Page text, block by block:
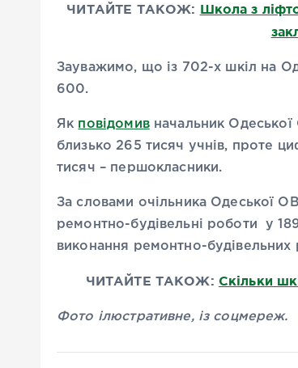
ЧИТАЙТЕ ТАКОЖ: Школа з
Зауважимо, що із 702-х шкіл на
600.
Як повідомивначальник Одеської
близько 265 тисяч учнів, проте
тисяч – першокласники.
За словами очільника Одеської
ремонтно-будівельні роботи у
виконання ремонтно-будівельних
ЧИТАЙТЕ ТАКОЖ: Скільки
Фото ілюстративне, із соцмереж.